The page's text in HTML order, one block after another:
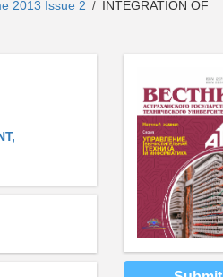
2013 Issue 2 / INTEGRATION OF